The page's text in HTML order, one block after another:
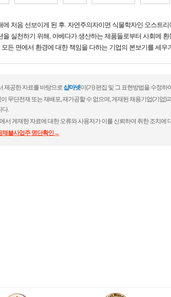
처음 선보이게 된 후. 자연주의자이면 식물학자인 오스트
실천하기 위해, 아베다가 생산하는 제품들로부터 사회에
든 면에서 환경에 대한 책임을 다하는 기업의 본보기를 세우
제공한 자료를 바탕으로샵마넷이(가) 편집 및 그 표현방법을 수정하
무단전재 또는 재배포, 재가공할 수 없으며, 게재된 채용기업(기업)
다.
에서 게재한 자료에 대한 오류와 사용자가 이를 신뢰하여 취한 조치에
체불사업주 명단확인→